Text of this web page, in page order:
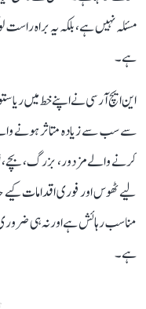
مسئلہ نہیں ہے، بلکہ یہ براہ
ہے۔
این ایچ آر سی نے اپنے خط میں
سے سب سے زیادہ متاثر ہونے
کرنے والے مزدور، بزرگ، بچے،
لیے ٹھوس اور فوری اقدامات کیے
مناسب رہائش ہے اور نہ ہی
ہے۔